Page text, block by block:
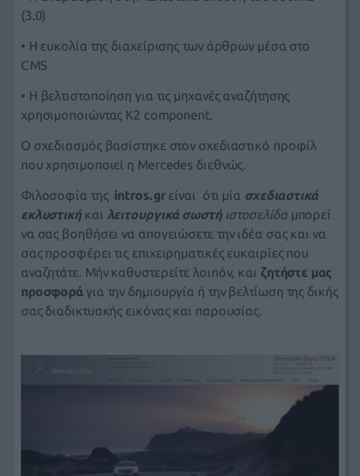
(3.0)
• Η ευκολία της διαχείρισης των άρθρων μέσα στο
CMS
• Η βελτιστοποίηση για τις μηχανές αναζήτησης
χρησιμοποιώντας K2 component.
Ο σχεδιασμός βασίστηκε στον σχεδιαστικό προφίλ
που χρησιμοποιεί η Mercedes διεθνώς.
Φιλοσοφία της intros.grείναι ότι μία σχεδιαστικά
εκλυστικήκαι λειτουργικά σωστή ιστοσελίδαμπορεί
να σας βοηθήσει να απογειώσετε την ιδέα σας και να
σας προσφέρει τις επιχειρηματικές ευκαιρίες που
αναζητάτε. Μήν καθυστερείτε λοιπόν, και ζητήστε μας
προσφοράγια την δημιουργία ή την βελτίωση της δικής
σας διαδικτυακής εικόνας και παρουσίας.